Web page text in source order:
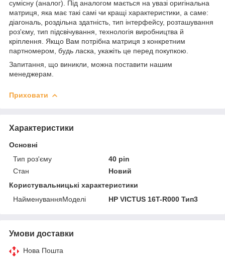
сумісну (аналог). Під аналогом мається на увазі оригінальна
матриця, яка має такі самі чи кращі характеристики, а саме:
діагональ, роздільна здатність, тип інтерфейсу, розташування
роз'єму, тип підсвічування, технологія виробництва й
кріплення. Якщо Вам потрібна матриця з конкретним
партномером, будь ласка, укажіть це перед покупкою.
Запитання, що виникли, можна поставити нашим
менеджерам.
Приховати
Характеристики
Основні
Тип роз'єму
40 pin
Стан
Новий
Користувальницькі характеристики
НайменуванняМоделі
HP VICTUS 16T-R000 Тип3
Умови доставки
Нова Пошта